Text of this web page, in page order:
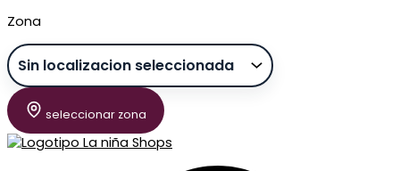
Zona
seleccionar zona